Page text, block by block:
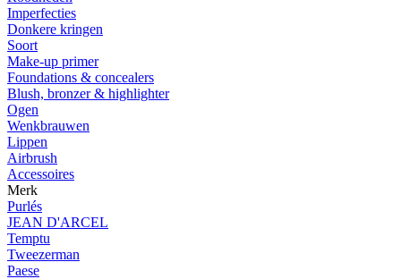
Imperfecties
Donkere kringen
Soort
Make-up primer
Foundations & concealers
Blush, bronzer & highlighter
Ogen
Wenkbrauwen
Lippen
Airbrush
Accessoires
Merk
Purlés
JEAN D'ARCEL
Temptu
Tweezerman
Paese